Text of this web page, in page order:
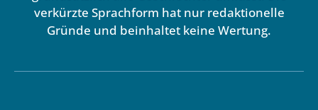
verkürzte Sprachform hat nur redaktionelle
Gründe und beinhaltet keine Wertung.